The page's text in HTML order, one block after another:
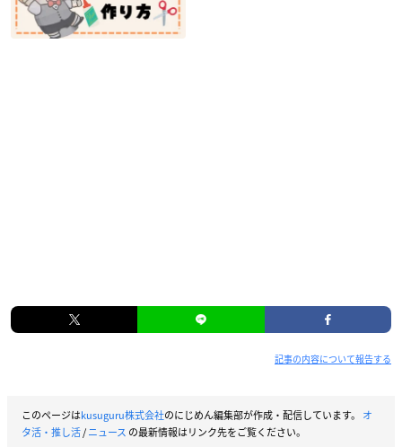
記事の内容について報告する
このページはkusuguru株式会社のにじめん編集部が作成・配信しています。 オ
タ活・推し活/ニュース の最新情報はリンク先をご覧ください。